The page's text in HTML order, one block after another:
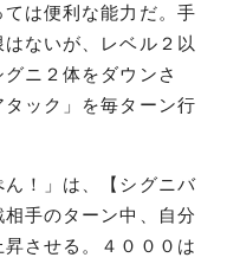
は便利な能力だ。手
ないが、レベル２以
ニ２体をダウンさ
ック」を毎ターン行
！」は、【シグニバ
手のターン中、自分
させる。４０００は